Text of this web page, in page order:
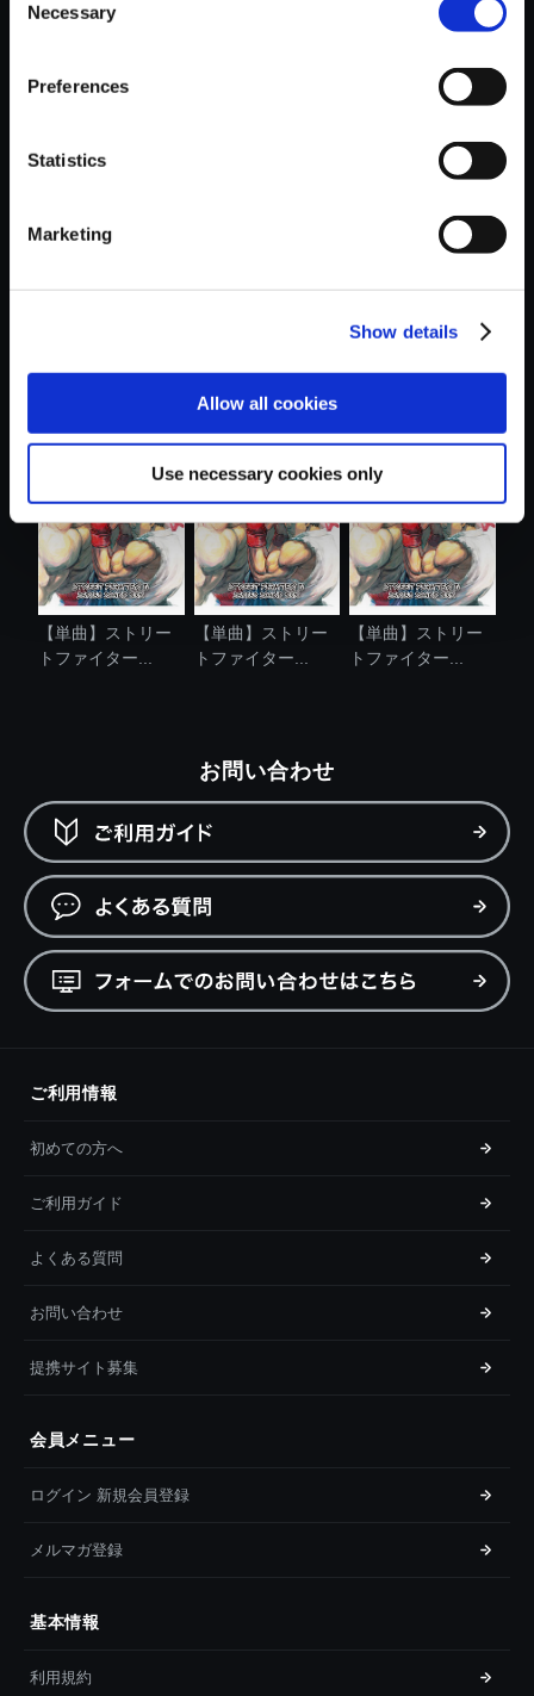
Selection
Necessary
Preferences
Statistics
Marketing
Show details
Allow all cookies
Use necessary cookies only
【単曲】ストリー
【単曲】ストリー
トファイター...
【単曲】ストリー
トファイター...
【単曲】ストリー
トファイター...
お問い合わせ
ご利用情報
初めての方へ
ご利用ガイド
よくある質問
お問い合わせ
提携サイト募集
会員メニュー
ログイン 新規会員登録
メルマガ登録
基本情報
利用規約